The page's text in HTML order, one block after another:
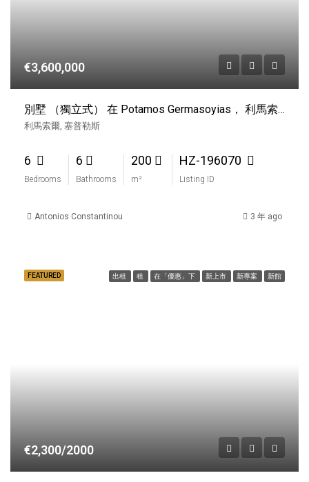
€3,600,000
別墅 （獨立式） 在 Potamos Germasoyias， 利馬索爾 出售
利馬索爾, 塞普勒斯
6
Bedrooms
6
Bathrooms
200
m²
HZ-196070
Listing ID
Antonios Constantinou 3 年 ago
FEATURED 出租 租 在「優惠」下 新上市 新專案 新館
€2,300/2000